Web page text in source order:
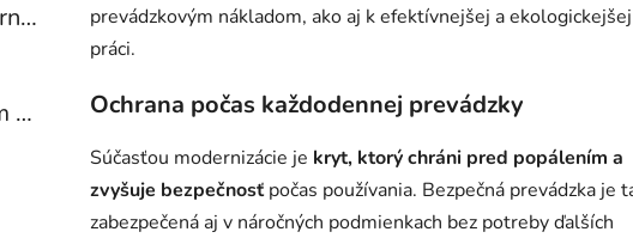
Fólia A4 pre atramentové tlačiarne - sada 10 ks
Stroj na výrobu odznakov 32 mm a 58 mm + 250 ks odznakov
prevádzkovým nákladom, ako aj k efektívnejšej a ekologickejšej
práci.
Ochrana počas každodennej prevádzky
Súčasťou modernizácie je kryt, ktorý chráni pred popálením a
zvyšuje bezpečnosťpočas používania. Bezpečná prevádzka je
zabezpečená aj v náročných podmienkach bez potreby ďalších